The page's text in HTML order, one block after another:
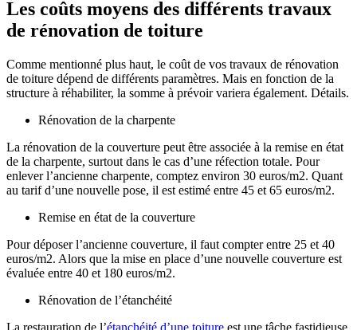
Les coûts moyens des différents travaux
de rénovation de toiture
Comme mentionné plus haut, le coût de vos travaux de rénovation
de toiture dépend de différents paramètres. Mais en fonction de la
structure à réhabiliter, la somme à prévoir variera également. Détails.
Rénovation de la charpente
La rénovation de la couverture peut être associée à la remise en état
de la charpente, surtout dans le cas d’une réfection totale. Pour
enlever l’ancienne charpente, comptez environ 30 euros/m2. Quant
au tarif d’une nouvelle pose, il est estimé entre 45 et 65 euros/m2.
Remise en état de la couverture
Pour déposer l’ancienne couverture, il faut compter entre 25 et 40
euros/m2. Alors que la mise en place d’une nouvelle couverture est
évaluée entre 40 et 180 euros/m2.
Rénovation de l’étanchéité